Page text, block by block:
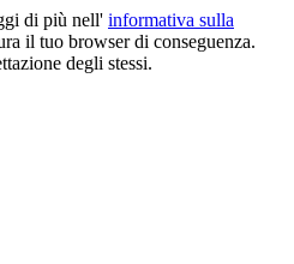
di più nell' informativa sulla
il tuo browser di conseguenza.
degli stessi.